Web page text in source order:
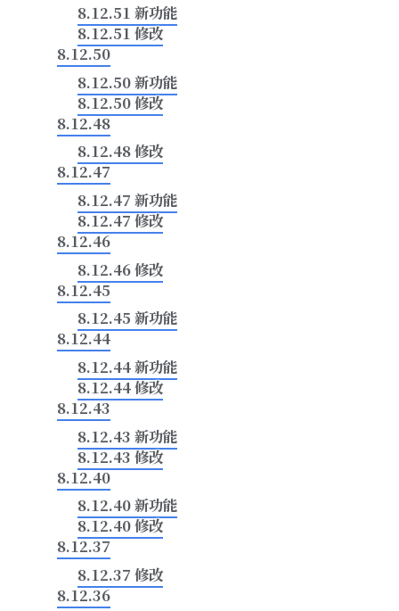
8.12.51 新功能
8.12.51 修改
8.12.50
8.12.50 新功能
8.12.50 修改
8.12.48
8.12.48 修改
8.12.47
8.12.47 新功能
8.12.47 修改
8.12.46
8.12.46 修改
8.12.45
8.12.45 新功能
8.12.44
8.12.44 新功能
8.12.44 修改
8.12.43
8.12.43 新功能
8.12.43 修改
8.12.40
8.12.40 新功能
8.12.40 修改
8.12.37
8.12.37 修改
8.12.36